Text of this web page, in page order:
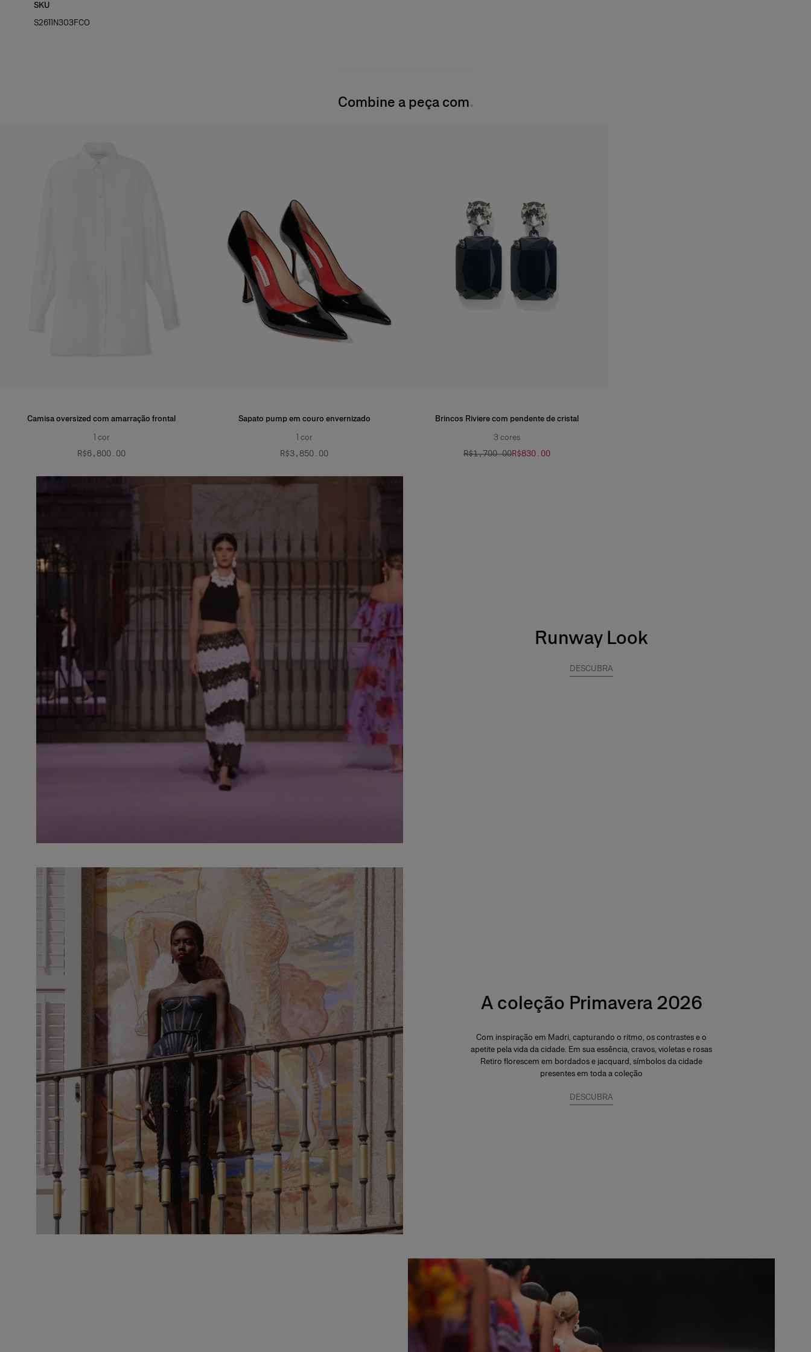
SKU
S2611N303FCO
86 cm
Combine a peça com
Camisa oversized com amarração frontal
1 cor
R$‌6,800.00
Sapato pump em couro envernizado
1 cor
R$‌3,850.00
Brincos Riviere com pendente de cristal
3 cores
R$‌1,700.00R$‌830.00
Runway Look
DESCUBRA
A coleção Primavera 2026
Com inspiração em Madri, capturando o ritmo, os contrastes e o
apetite pela vida da cidade. Em sua essência, cravos, violetas e rosas
Retiro florescem em bordados e jacquard, símbolos da cidade
presentes em toda a coleção
DESCUBRA